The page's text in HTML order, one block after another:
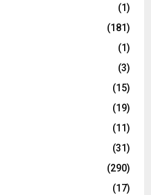
(1)
(181)
(1)
(3)
(15)
(19)
(11)
(31)
(290)
(17)